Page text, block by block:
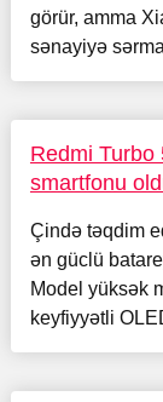
görür, amma
sənayiyə
Redmi Turbo
smartfonu
Çində təqdim
ən güclü
Model yüksək
keyfiyyətli